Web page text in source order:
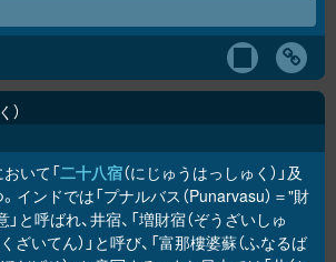
いて「二十八宿（にじゅうはっしゅく）」及
インドでは「プナルバス（Punarvasu）＝"財
と呼ばれ、井宿、「増財宿（ぞうざいしゅ
くざいてん）」と呼び、「富那樓婆蘇（ふなるば